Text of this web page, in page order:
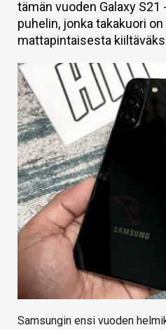
HINTA.FI
KAUPPA
VAIHDA TEEMA
HAKU
tämän vuoden Galaxy
puhelin, jonka takakuori
mattapintaisesta
Samsungin ensi vuoden